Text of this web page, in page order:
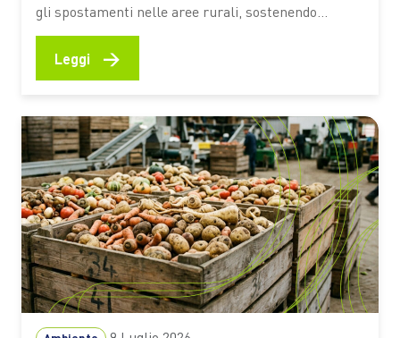
gli spostamenti nelle aree rurali, sostenendo
agricoltura, imprenditoria locale, inclusione
femminile e riduzione delle emissioni In molte aree
gestisce una piccola attività commerciale o deve
raggiungere scuole e servizi…
Leggi →